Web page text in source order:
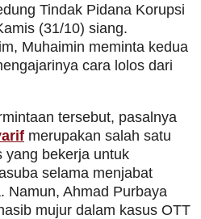
Tindak Pidana Korupsi
(31/10) siang.
Muhaimin meminta kedua
cara lolos dari
tersebut, pasalnya
merupakan salah satu
yang bekerja untuk
selama menjabat
Namun, Ahmad Purbaya
mujur dalam kasus OTT